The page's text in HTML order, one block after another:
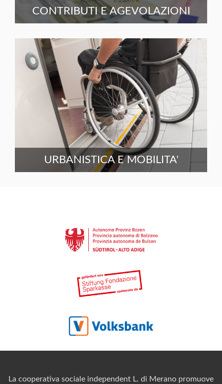
CONTRIBUTI E AGEVOLAZIONI
URBANISTICA E MOBILITA'
La cooperativa sociale independent L. di Merano promuove